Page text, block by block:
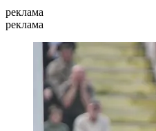
реклама
реклама